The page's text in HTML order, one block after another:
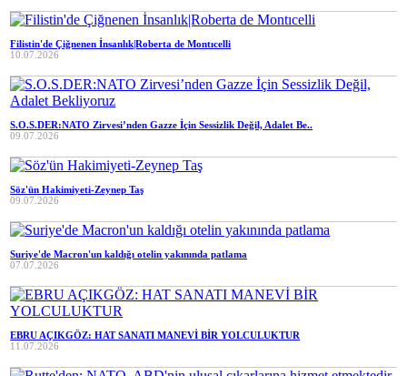
Filistin'de Çiğnenen İnsanlık|Roberta de Montıcelli
10.07.2026
S.O.S.DER:NATO Zirvesi’nden Gazze İçin Sessizlik Değil, Adalet Be..
09.07.2026
Söz'ün Hakimiyeti-Zeynep Taş
09.07.2026
Suriye'de Macron'un kaldığı otelin yakınında patlama
07.07.2026
EBRU AÇIKGÖZ: HAT SANATI MANEVİ BİR YOLCULUKTUR
11.07.2026